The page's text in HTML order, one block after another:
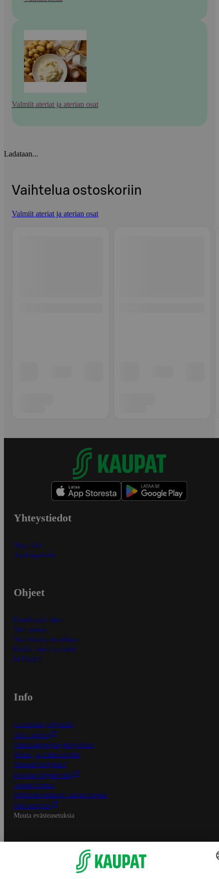
Valmiit ateriat ja aterian osat
Ladataan...
Vaihtelua ostoskoriin
Valmiit ateriat ja aterian osat
Yhteystiedot
Myymälät
Asiakaspalvelu
Ohjeet
Ensitilaajan ohjeet
Näin maksat
Näin tilaat ja muokkaat
Kaikki ohjeet ja vinkit
In English
Info
S-Business yrityksille
Oiva-raportit
Osuuskauppojen yhteystiedot
Tilaus- ja toimitusehdot
Tietosuojakäytäntö
Palvelun käyttöehdot
Saavutettavuus
Mobiilisovelluksen saavutettavuus
Mainostajalle
Muuta evästeasetuksia
S-ryhmän palvelut